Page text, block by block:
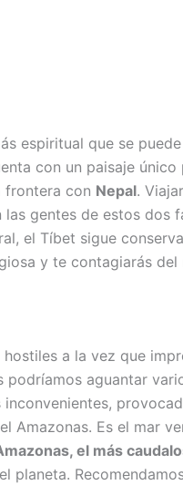
espiritual que se
con un paisaje
frontera con Nepal.
gentes de estos
el Tíbet sigue
y te contagiarás
a la vez que
aguantar
Amazonas. Es el mar
el más
planeta.